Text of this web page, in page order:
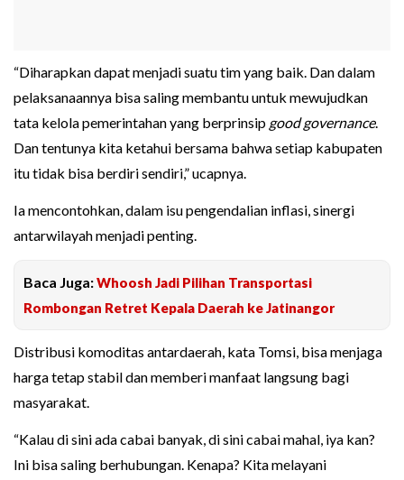
“Diharapkan dapat menjadi suatu tim yang baik. Dan dalam
pelaksanaannya bisa saling membantu untuk mewujudkan
tata kelola pemerintahan yang berprinsip good governance.
Dan tentunya kita ketahui bersama bahwa setiap kabupaten
itu tidak bisa berdiri sendiri,” ucapnya.
Ia mencontohkan, dalam isu pengendalian inflasi, sinergi
antarwilayah menjadi penting.
Baca Juga:Whoosh Jadi Pilihan Transportasi
Rombongan Retret Kepala Daerah ke Jatinangor
Distribusi komoditas antardaerah, kata Tomsi, bisa menjaga
harga tetap stabil dan memberi manfaat langsung bagi
masyarakat.
“Kalau di sini ada cabai banyak, di sini cabai mahal, iya kan?
Ini bisa saling berhubungan. Kenapa? Kita melayani